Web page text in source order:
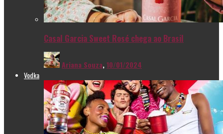
Casal Garcia Sweet Rosé chega ao Brasil
Ariana Souza,10/01/2024
Vodka